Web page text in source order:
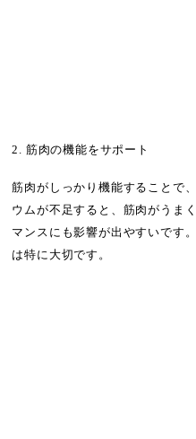
2. 筋肉の機能をサポート
筋肉がしっかり機能することで
ウムが不足すると、筋肉がうま
マンスにも影響が出やすいです
は特に大切です。